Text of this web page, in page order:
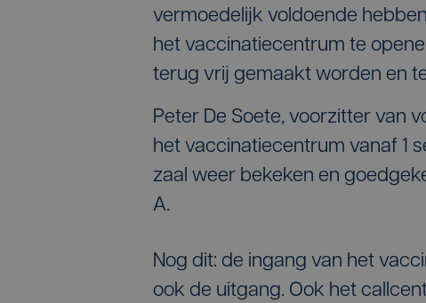
vermoedelijk voldoende
het vaccinatiecentrum te
terug vrij gemaakt worden en
Peter De Soete, voorzitter van
het vaccinatiecentrum vanaf 1
zaal weer bekeken en
A.
Nog dit: de ingang van het
ook de uitgang. Ook het